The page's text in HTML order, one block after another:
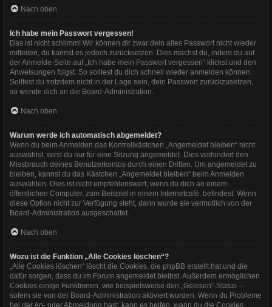
Nach oben
Ich habe mein Passwort vergessen!
Das ist nicht schlimm! Wir können dir zwar dein altes Passwort nicht wieder
mitteilen, du kannst es jedoch zurücksetzen. Dies machst du, indem du auf
der Anmelde-Seite auf „Ich habe mein Passwort vergessen“ klickst und den
Anweisungen folgst. So solltest du dich schnell wieder anmelden können.
Solltest du trotzdem nicht in der Lage sein, dein Passwort zurückzusetzen,
so wende dich an die Board-Administration.
Nach oben
Warum werde ich automatisch abgemeldet?
Wenn du beim Anmelden das Kontrollkästchen „Angemeldet bleiben“ nicht
auswählst, wirst du nur für eine Sitzung angemeldet. Dies verhindert den
Missbrauch deines Benutzerkontos durch einen Dritten. Um angemeldet zu
bleiben, kannst du das Kästchen „Angemeldet bleiben“ beim Anmelden
auswählen. Dies ist nicht empfehlenswert, wenn du dich an einem
öffentlichen Computer, zum Beispiel in einem Internetcafé, befindest. Wenn
diese Option nicht zur Verfügung steht, dann wurde sie vermutlich von der
Board-Administration ausgeschaltet.
Nach oben
Wozu ist die Funktion „Alle Cookies löschen“?
„Alle Cookies löschen“ löscht die Cookies, die phpBB erstellt hat und die
dafür sorgen, dass du im Forum angemeldet bleibst. Außerdem ermöglichen
Cookies einige Funktionen, wie beispielsweise den „Gelesen“-Status –
sofern sie von der Board-Administration aktiviert wurden. Wenn du Probleme
bei der An- oder Abmeldung hast, kann es helfen, wenn du die Cookies